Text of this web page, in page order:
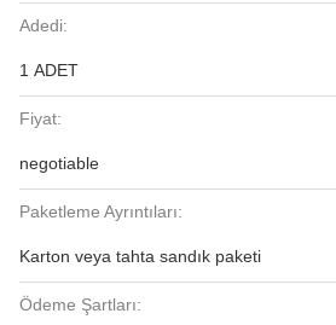
Adedi:
1 ADET
Fiyat:
negotiable
Paketleme Ayrıntıları:
Karton veya tahta sandık paketi
Ödeme Şartları: